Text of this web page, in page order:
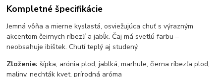
Kompletné špecifikácie
Jemná vôňa a mierne kyslastá, osviežujúca chuť s výrazným
akcentom čeirnych ríbezľí a jabĺk. Čaj má svetlú farbu –
neobsahuje ibištek. Chutí teplý aj studený.
Zloženie: šípka, arónia plod, jablká, marhule, čierna ríbezľa plod,
maliny, nechták kvet, prírodná aróma